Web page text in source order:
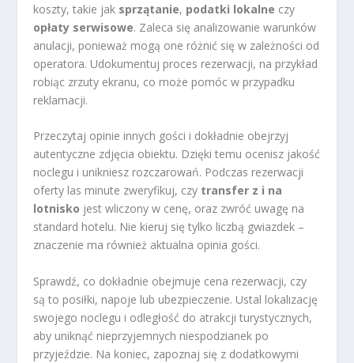
koszty, takie jak sprzątanie, podatki lokalne czy
opłaty serwisowe. Zaleca się analizowanie warunków
anulacji, ponieważ mogą one różnić się w zależności od
operatora. Udokumentuj proces rezerwacji, na przykład
robiąc zrzuty ekranu, co może pomóc w przypadku
reklamacji.
Przeczytaj opinie innych gości i dokładnie obejrzyj
autentyczne zdjęcia obiektu. Dzięki temu ocenisz jakość
noclegu i unikniesz rozczarowań. Podczas rezerwacji
oferty las minute zweryfikuj, czy transfer z i na
lotnisko jest wliczony w cenę, oraz zwróć uwagę na
standard hotelu. Nie kieruj się tylko liczbą gwiazdek –
znaczenie ma również aktualna opinia gości.
Sprawdź, co dokładnie obejmuje cena rezerwacji, czy
są to posiłki, napoje lub ubezpieczenie. Ustal lokalizację
swojego noclegu i odległość do atrakcji turystycznych,
aby uniknąć nieprzyjemnych niespodzianek po
przyjeździe. Na koniec, zapoznaj się z dodatkowymi